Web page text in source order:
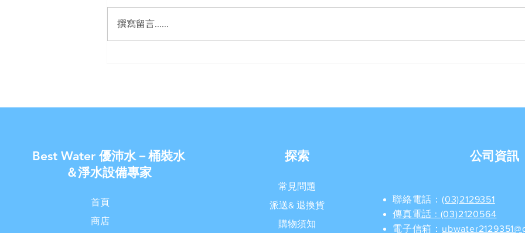
撰寫留言......
Best Water 優沛水－桶裝水
＆淨水設備專家
首頁
商店
探索
常見問題
派送& 退換貨
購物須知
公司資訊
聯絡電話：(03)2129351
​傳真電話 : (03)2120564
電子信箱：